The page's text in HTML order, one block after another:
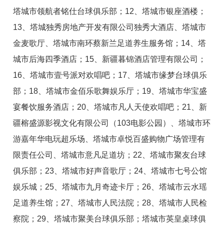
塔城市领航者铭仕台球俱乐部；12、塔城市银座酒楼；
13、塔城独秀房地产开发有限公司独秀大酒店、塔城市
金麦歌厅、塔城市南环蔡新兰足道养生服务馆；14、塔
城市后海四季酒店；15、新疆暮锦酒店管理有限公司；
16、塔城市壹号派对欢唱吧；17、塔城市缘梦台球俱乐
部；18、塔城市金佰乐歌舞娱乐厅；19、塔城市华宝盛
宴餐饮服务酒店；20、塔城市凡人天使欢唱吧；21、新
疆榕盛源影视文化有限公司（103电影公园）、塔城市环
游嘉年华电玩超乐场、塔城市卓悦百盛购物广场管理有
限责任公司、塔城市意凡足道坊；22、塔城市聚友台球
俱乐部；23、塔城市好声音歌厅；24、塔城市七号公馆
娱乐城；25、塔城市九月奇迹卡厅；26、塔城市云水瑶
足道养生馆；27、塔城市人民法院；28、塔城市人民检
察院；29、塔城市聚美台球俱乐部；塔城市英皇桌球俱